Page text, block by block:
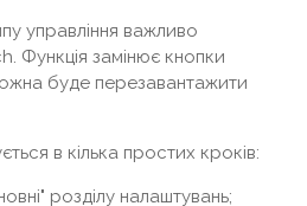
управління важливо
Функція замінює кнопки
буде перезавантажити
в кілька простих кроків:
розділу налаштувань;